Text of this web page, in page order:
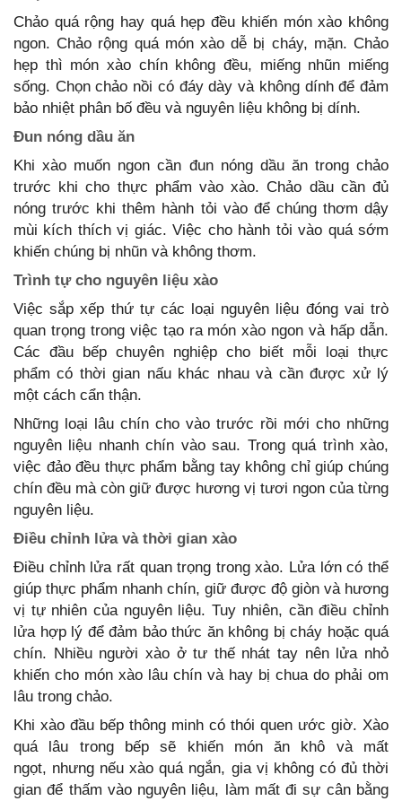
Chảo quá rộng hay quá hẹp đều khiến món xào không
ngon. Chảo rộng quá món xào dễ bị cháy, mặn. Chảo
hẹp thì món xào chín không đều, miếng nhũn miếng
sống. Chọn chảo nồi có đáy dày và không dính để đảm
bảo nhiệt phân bố đều và nguyên liệu không bị dính.
Đun nóng dầu ăn
Khi xào muốn ngon cần đun nóng dầu ăn trong chảo
trước khi cho thực phẩm vào xào. Chảo dầu cần đủ
nóng trước khi thêm hành tỏi vào để chúng thơm dậy
mùi kích thích vị giác. Việc cho hành tỏi vào quá sớm
khiến chúng bị nhũn và không thơm.
Trình tự cho nguyên liệu xào
Việc sắp xếp thứ tự các loại nguyên liệu đóng vai trò
quan trọng trong việc tạo ra món xào ngon và hấp dẫn.
Các đầu bếp chuyên nghiệp cho biết mỗi loại thực
phẩm có thời gian nấu khác nhau và cần được xử lý
một cách cẩn thận.
Những loại lâu chín cho vào trước rồi mới cho những
nguyên liệu nhanh chín vào sau. Trong quá trình xào,
việc đảo đều thực phẩm bằng tay không chỉ giúp chúng
chín đều mà còn giữ được hương vị tươi ngon của từng
nguyên liệu.
Điều chỉnh lửa và thời gian xào
Điều chỉnh lửa rất quan trọng trong xào. Lửa lớn có thể
giúp thực phẩm nhanh chín, giữ được độ giòn và hương
vị tự nhiên của nguyên liệu. Tuy nhiên, cần điều chỉnh
lửa hợp lý để đảm bảo thức ăn không bị cháy hoặc quá
chín. Nhiều người xào ở tư thế nhát tay nên lửa nhỏ
khiến cho món xào lâu chín và hay bị chua do phải om
lâu trong chảo.
Khi xào đầu bếp thông minh có thói quen ước giờ. Xào
quá lâu trong bếp sẽ khiến món ăn khô và mất
ngọt, nhưng nếu xào quá ngắn, gia vị không có đủ thời
gian để thấm vào nguyên liệu, làm mất đi sự cân bằng